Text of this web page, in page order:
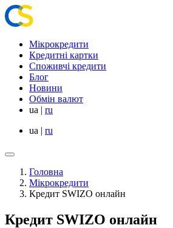
Мікрокредити
Кредитні картки
Споживчі кредити
Блог
Новини
Обмін валют
ua | ru
ua | ru
Головна
Мікрокредити
Кредит SWIZO онлайн
Кредит SWIZO онлайн